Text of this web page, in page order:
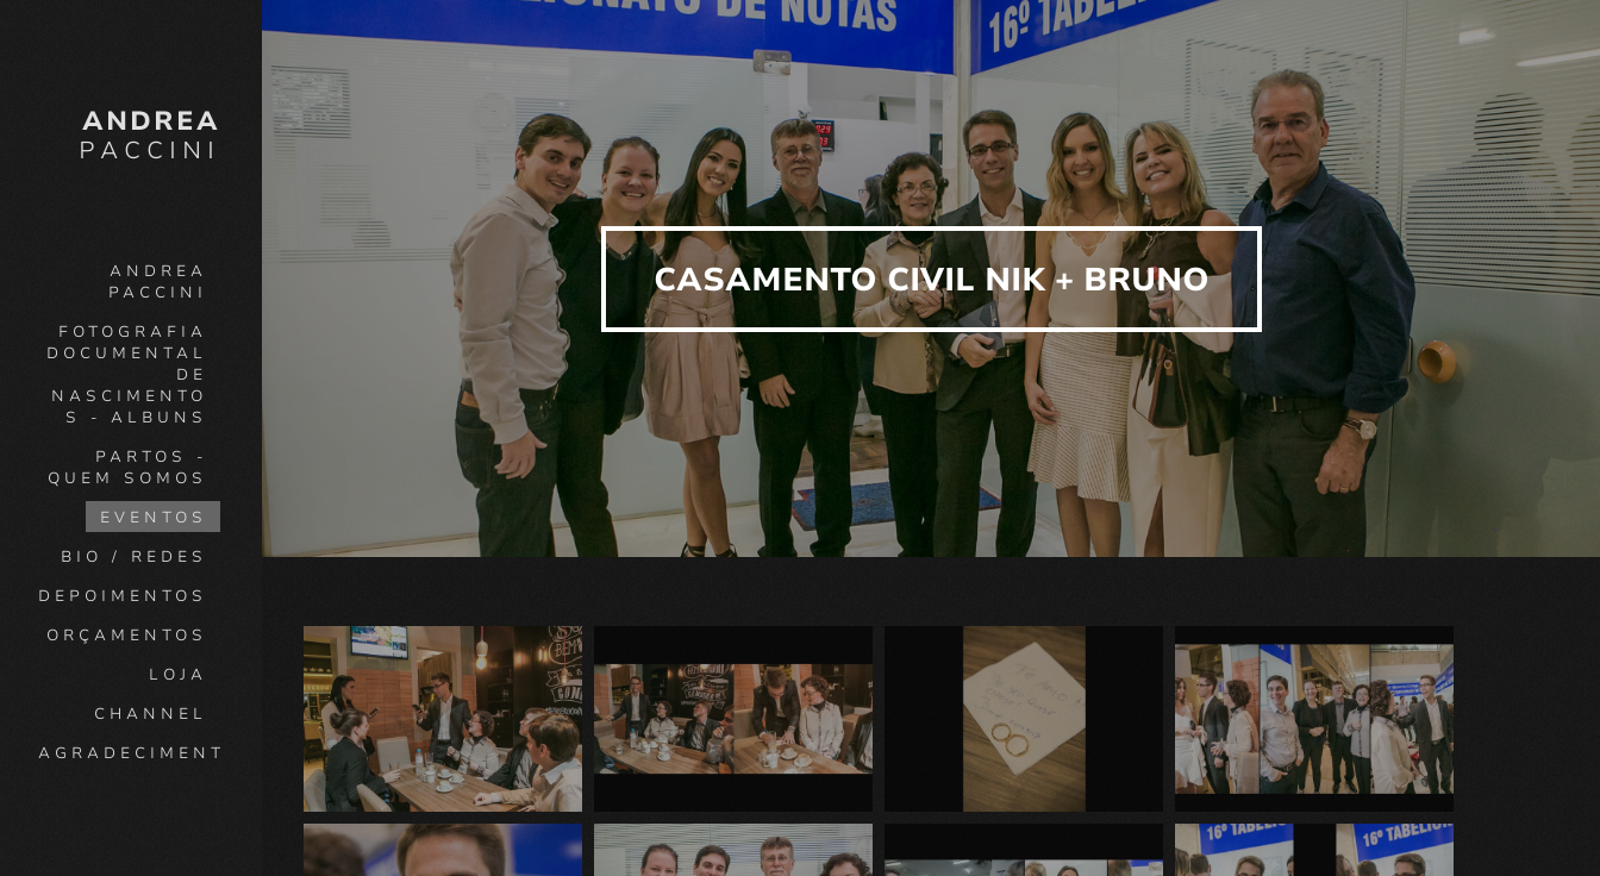
ANDREA
PACCINI
ANDREA
PACCINI
FOTOGRAFIA
DOCUMENTAL
DE
NASCIMENTO
S - ALBUNS
PARTOS -
QUEM SOMOS
EVENTOS
BIO / REDES
DEPOIMENTOS
ORÇAMENTOS
LOJA
CHANNEL
AGRADECIMENTO
CASAMENTO CIVIL NIK + BRUNO